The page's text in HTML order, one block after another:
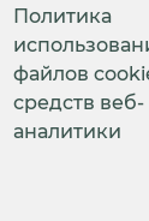
Политика
файлов
средств веб-
аналитики